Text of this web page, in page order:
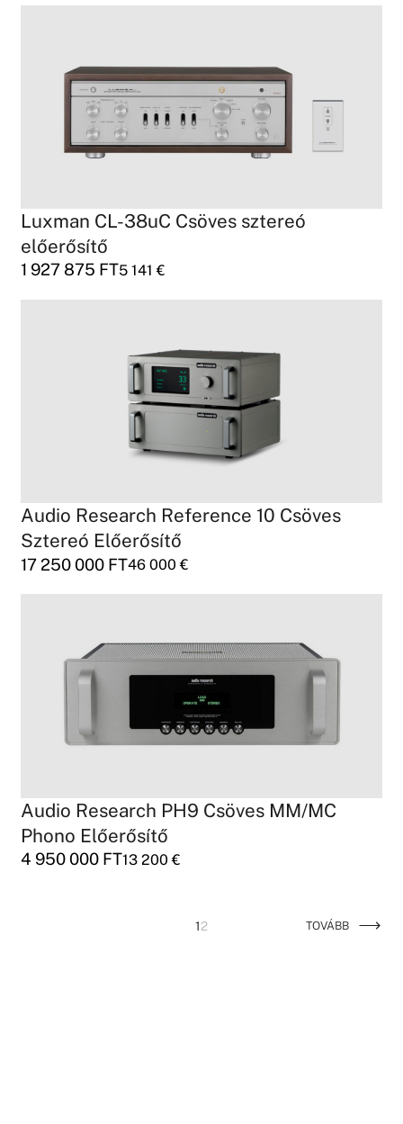
Luxman CL-38uC Csöves sztereó
előerősítő
1 927 875 FT5 141€
Audio Research Reference 10 Csöves
Sztereó Előerősítő
17 250 000 FT46 000€
Audio Research PH9 Csöves MM/MC
Phono Előerősítő
4 950 000 FT13 200€
12 TOVÁBB